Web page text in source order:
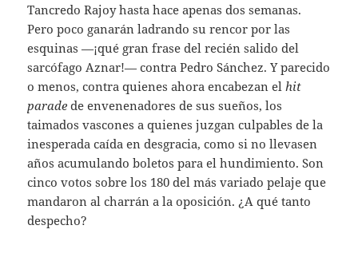
Tancredo Rajoy hasta hace apenas dos semanas.
Pero poco ganarán ladrando su rencor por las
esquinas —¡qué gran frase del recién salido del
sarcófago Aznar!— contra Pedro Sánchez. Y parecido
o menos, contra quienes ahora encabezan elhit
parade de envenenadores de sus sueños, los
taimados vascones a quienes juzgan culpables de la
inesperada caída en desgracia, como si no llevasen
años acumulando boletos para el hundimiento. Son
cinco votos sobre los 180 del más variado pelaje que
mandaron al charrán a la oposición. ¿A qué tanto
despecho?